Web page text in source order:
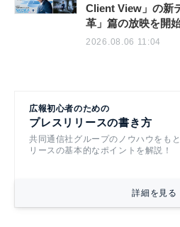
Client View」の新
革」篇の放映を開
2026.08.06 11:04
広報初心者のための
プレスリリースの書き方
共同通信社グループのノウハウをも
リースの基本的なポイントを解説！
詳細を見る